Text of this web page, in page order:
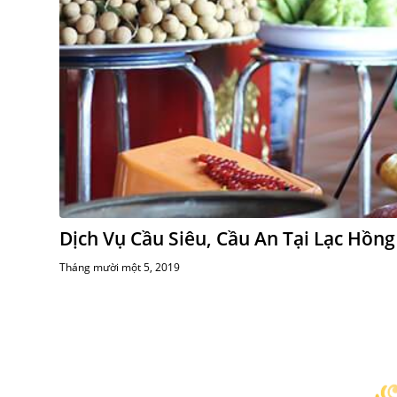
Dịch Vụ Cầu Siêu, Cầu An Tại Lạc
Tháng mười một 5, 2019